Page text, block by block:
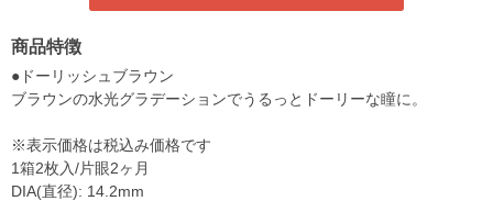
商品特徴
●ドーリッシュブラウン
ブラウンの水光グラデーションでうるっとドーリーな瞳に。
※表示価格は税込み価格です
1箱2枚入/片眼2ヶ月
DIA(直径): 14.2mm